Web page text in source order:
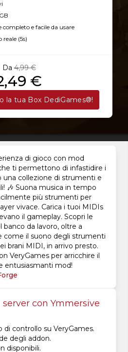
completo e facile da usare
(5s)
Da 4,99 €
€
la tua Box DediGames®!
di gioco con mod
ti permettono di infastidire i
una collezione di strumenti e
🎶 Suona musica in tempo
più strumenti per
vivace. Carica i tuoi MIDIs
il gameplay. Scopri le
banco da lavoro, oltre a
come il suono degli strumenti
brani MIDI, in arrivo presto.
VeryGames per arricchire il
entusiasmanti mod!
con Ymmersive
di controllo su VeryGames.
degli addon.
disponibili.